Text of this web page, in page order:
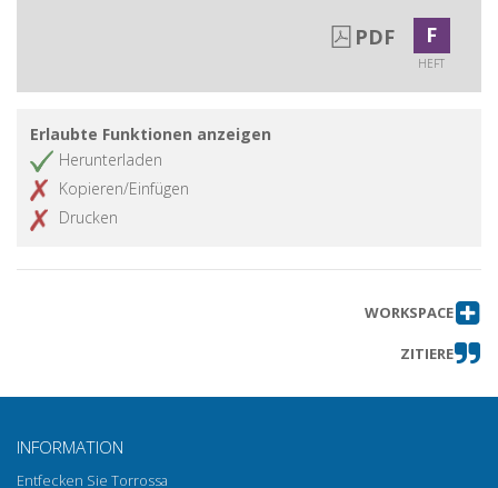
PDF F
HEFT
Erlaubte Funktionen anzeigen
Herunterladen
Kopieren/Einfügen
Drucken
WORKSPACE
ZITIERE
INFORMATION
Entfecken Sie Torrossa